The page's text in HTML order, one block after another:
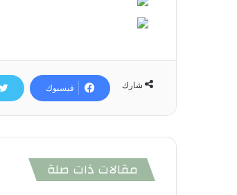
شارك فيسبوك
مقالات ذات صلة